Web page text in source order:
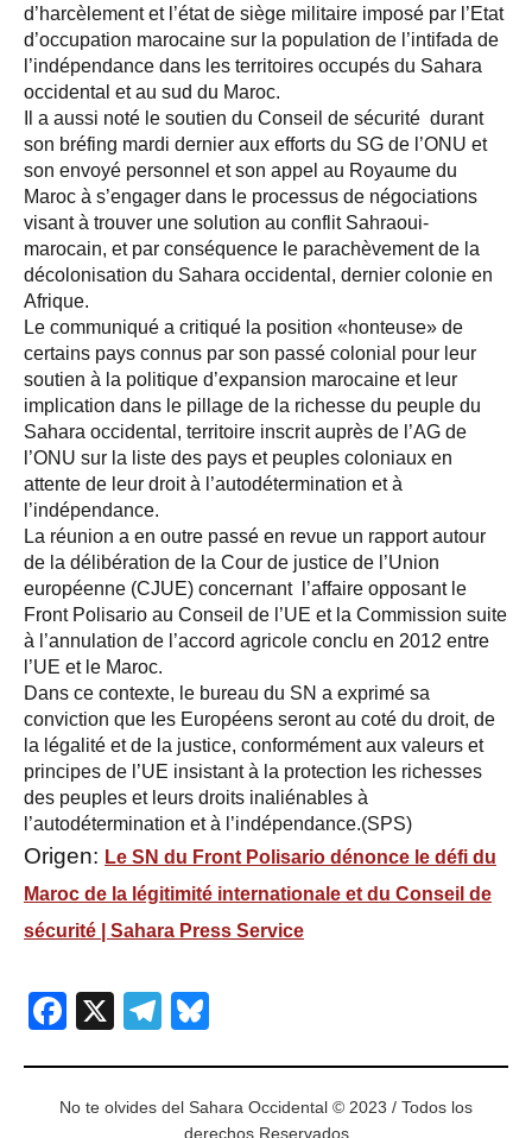
d’harcèlement et l’état de siège militaire imposé par l’Etat
d’occupation marocaine sur la population de l’intifada de
l’indépendance dans les territoires occupés du Sahara
occidental et au sud du Maroc.
Il a aussi noté le soutien du Conseil de sécurité durant
son bréfing mardi dernier aux efforts du SG de l’ONU et
son envoyé personnel et son appel au Royaume du
Maroc à s’engager dans le processus de négociations
visant à trouver une solution au conflit Sahraoui-
marocain, et par conséquence le parachèvement de la
décolonisation du Sahara occidental, dernier colonie en
Afrique.
Le communiqué a critiqué la position «honteuse» de
certains pays connus par son passé colonial pour leur
soutien à la politique d’expansion marocaine et leur
implication dans le pillage de la richesse du peuple du
Sahara occidental, territoire inscrit auprès de l’AG de
l’ONU sur la liste des pays et peuples coloniaux en
attente de leur droit à l’autodétermination et à
l’indépendance.
La réunion a en outre passé en revue un rapport autour
de la délibération de la Cour de justice de l’Union
européenne (CJUE) concernant l’affaire opposant le
Front Polisario au Conseil de l’UE et la Commission suite
à l’annulation de l’accord agricole conclu en 2012 entre
l’UE et le Maroc.
Dans ce contexte, le bureau du SN a exprimé sa
conviction que les Européens seront au coté du droit, de
la légalité et de la justice, conformément aux valeurs et
principes de l’UE insistant à la protection les richesses
des peuples et leurs droits inaliénables à
l’autodétermination et à l’indépendance.(SPS)
Origen: Le SN du Front Polisario dénonce le défi du
Maroc de la légitimité internationale et du Conseil de
sécurité | Sahara Press Service
Facebook
X Telegram
No te olvides del Sahara Occidental © 2023 / Todos los
derechos Reservados